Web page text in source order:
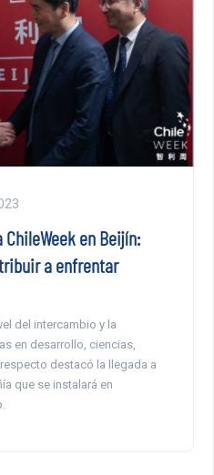
en Beijín:
a enfrentar
del intercambio y la
en desarrollo, ciencias,
destacó la llegada a
que se instalará en